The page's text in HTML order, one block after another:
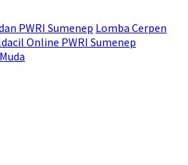
PWRI Sumenep Lomba Cerpen
Online PWRI Sumenep